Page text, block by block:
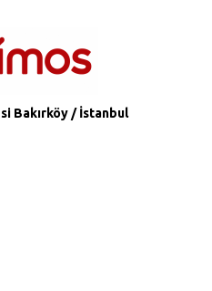
Bakırköy / İstanbul